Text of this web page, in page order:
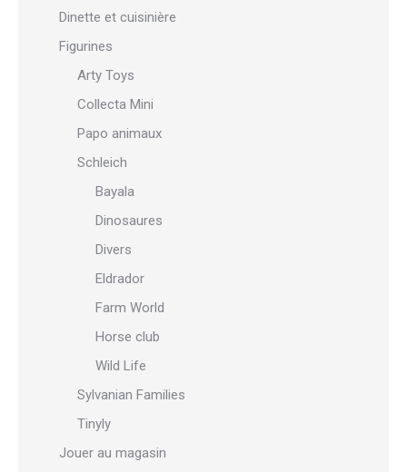
Dinette et cuisinière
Figurines
Arty Toys
Collecta Mini
Papo animaux
Schleich
Bayala
Dinosaures
Divers
Eldrador
Farm World
Horse club
Wild Life
Sylvanian Families
Tinyly
Jouer au magasin